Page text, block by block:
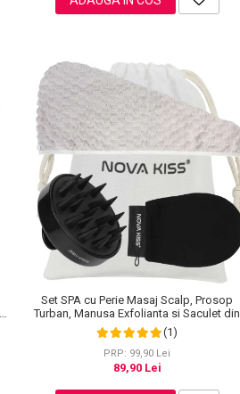
Set SPA cu Perie Masaj Scalp, Prosop
Turban, Manusa Exfolianta si Saculet din
Bumbac, NOVA KISS®
(1)
PRP: 99,90 Lei
89,90 Lei